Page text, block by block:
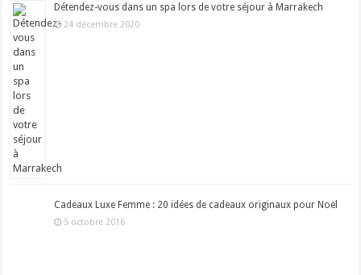
Détendez-vous dans un spa lors de votre séjour à Marrakech
24 décembre 2020
Cadeaux Luxe Femme : 20 idées de cadeaux originaux pour Noël
5 octobre 2016